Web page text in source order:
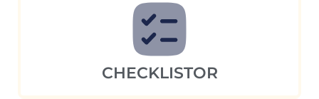
CHECKLISTOR